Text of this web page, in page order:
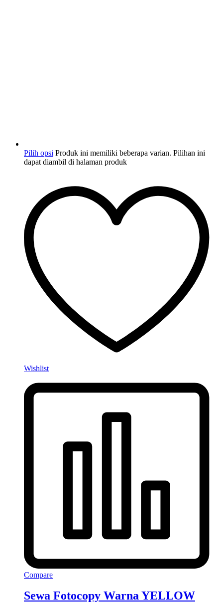
Pilih opsi Produk ini memiliki beberapa varian. Pilihan ini
dapat diambil di halaman produk
Wishlist
Compare
Sewa Fotocopy Warna YELLOW